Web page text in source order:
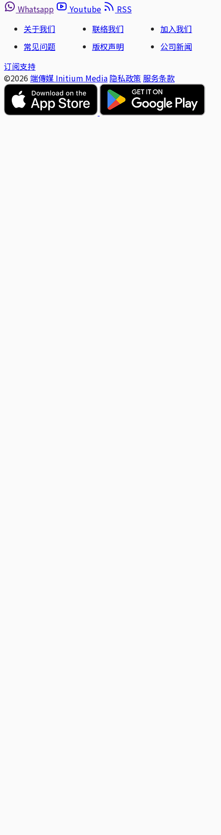
Whatsapp
Youtube
RSS
关于我们
联络我们
加入我们
常见问题
版权声明
公司新闻
订阅支持
©2026 端傳媒 Initium Media 隐私政策 服务条款